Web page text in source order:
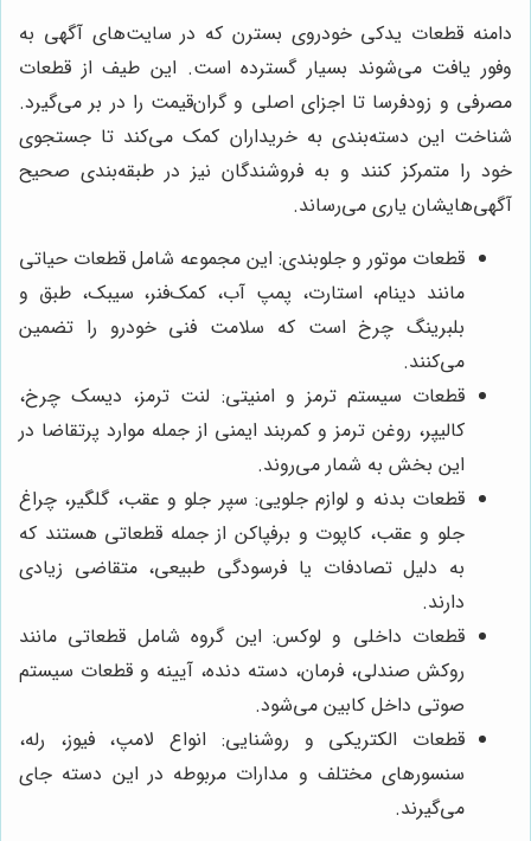
دامنه قطعات یدکی خودروی بسترن که در سایت‌های آگهی به
وفور یافت می‌شوند بسیار گسترده است. این طیف از قطعات
مصرفی و زودفرسا تا اجزای اصلی و گران‌قیمت را در بر می‌گیرد.
شناخت این دسته‌بندی به خریداران کمک می‌کند تا جستجوی
خود را متمرکز کنند و به فروشندگان نیز در طبقه‌بندی صحیح
آگهی‌هایشان یاری می‌رساند.
قطعات موتور و جلوبندی: این مجموعه شامل قطعات حیاتی
مانند دینام، استارت، پمپ آب، کمک‌فنر، سیبک، طبق و
بلبرینگ چرخ است که سلامت فنی خودرو را تضمین
می‌کنند.
قطعات سیستم ترمز و امنیتی: لنت ترمز، دیسک چرخ،
کالیپر، روغن ترمز و کمربند ایمنی از جمله موارد پرتقاضا در
این بخش به شمار می‌روند.
قطعات بدنه و لوازم جلویی: سپر جلو و عقب، گلگیر، چراغ
جلو و عقب، کاپوت و برفپاکن از جمله قطعاتی هستند که
به دلیل تصادفات یا فرسودگی طبیعی، متقاضی زیادی
دارند.
قطعات داخلی و لوکس: این گروه شامل قطعاتی مانند
روکش صندلی، فرمان، دسته دنده، آیینه و قطعات سیستم
صوتی داخل کابین می‌شود.
قطعات الکتریکی و روشنایی: انواع لامپ، فیوز، رله،
سنسورهای مختلف و مدارات مربوطه در این دسته جای
می‌گیرند.